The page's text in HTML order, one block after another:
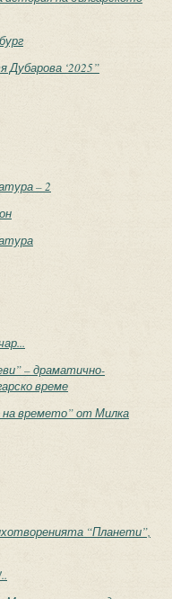
Дубарова ‘2025”
– 2
– драматично-
време
на времето” от Милка
“Планети”,